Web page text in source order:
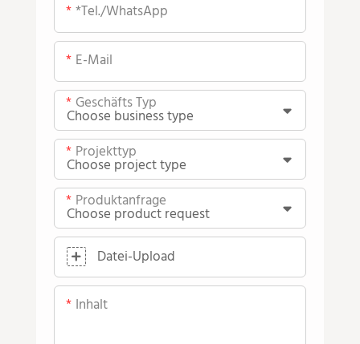
*Tel./WhatsApp
E-Mail
Geschäfts Typ
Projekttyp
Produktanfrage
Datei-Upload
Inhalt